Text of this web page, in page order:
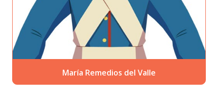
María Remedios del Valle